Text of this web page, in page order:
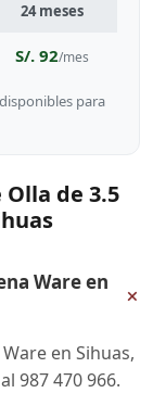
24 meses
S/. 92/mes
para
de 3.5
Ware en
+
en Sihuas,
987 470 966.